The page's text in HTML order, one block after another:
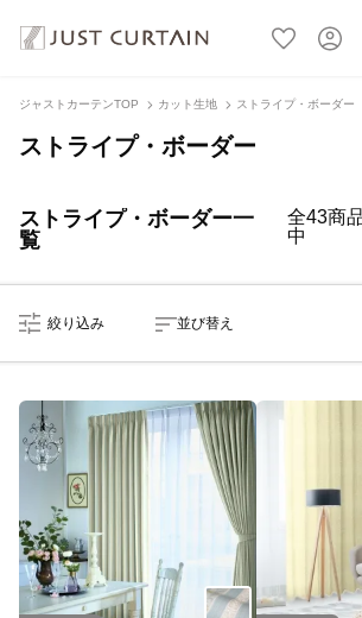
ジャストカーテンTOP カット生地 ストライプ・ボーダー
ストライプ・ボーダー
ストライプ・ボーダー一
覧
全43商
中
絞り込み 並び替え